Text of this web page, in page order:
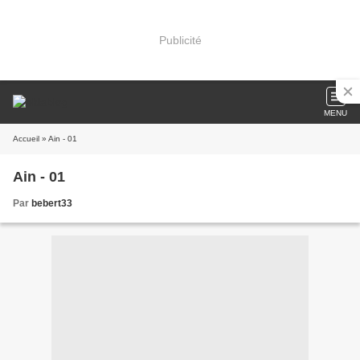
Publicité
MENU
Accueil » Ain - 01
Ain - 01
Par bebert33